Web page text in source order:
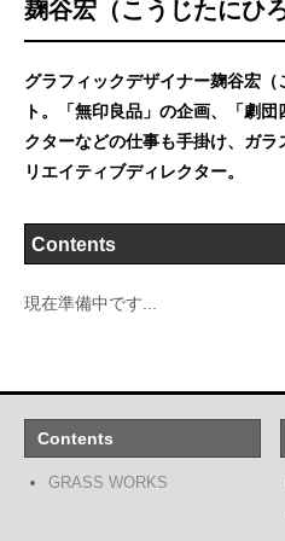
麹谷宏（こうじたにひ
グラフィックデザイナー麹谷宏
ト。「無印良品」の企画、「劇
クターなどの仕事も手掛け、ガ
リエイティブディレクター。
Contents
現在準備中です...
Contents
GRASS WORKS